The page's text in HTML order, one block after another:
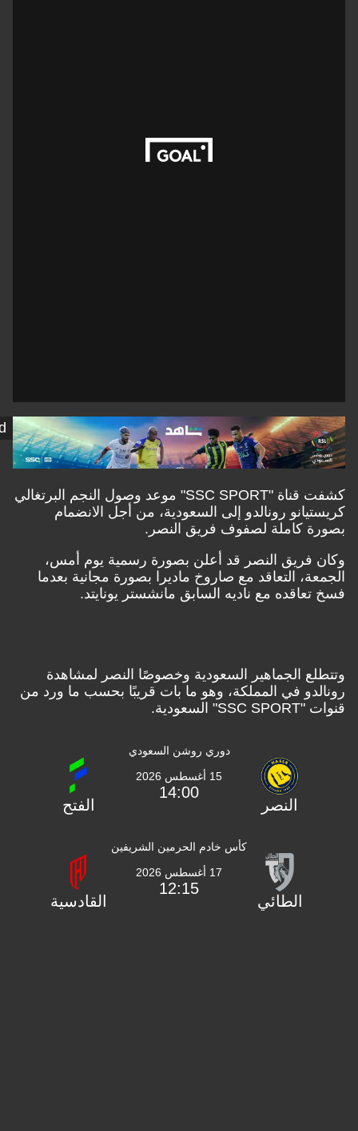
Shahid
كشفت قناة "SSC SPORT" موعد وصول النجم البرتغالي
رونالدو إلى السعودية، من أجل الانضمام
كاملة لصفوف فريق النصر.
النصر قد أعلن بصورة رسمية يوم أمس،
التعاقد مع صاروخ ماديرا بصورة مجانية بعدما
مع ناديه السابق مانشستر يونايتد.
الجماهير السعودية وخصوصًا النصر لمشاهدة
في المملكة، وهو ما بات قريبًا بحسب ما ورد من
دوري روشن السعودي
15 أغسطس 2026
كأس خادم الحرمين الشريفين
القادسية